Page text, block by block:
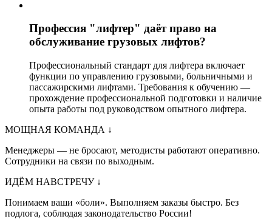
Профессия "лифтер" даёт право на
обслуживание грузовых лифтов?
Профессиональный стандарт для лифтера включает
функции по управлению грузовыми, больничными и
пассажирскими лифтами. Требования к обучению —
прохождение профессиональной подготовки и наличие
опыта работы под руководством опытного лифтера.
МОЩНАЯ КОМАНДА ↓
Менеджеры — не бросают, методисты работают оперативно.
Сотрудники на связи по выходным.
ИДЁМ НАВСТРЕЧУ ↓
Понимаем ваши «боли». Выполняем заказы быстро. Без
подлога, соблюдая законодательство России!